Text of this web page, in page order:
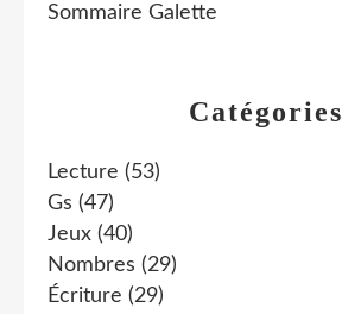
Catégories
Lecture (53)
Gs (47)
Jeux (40)
Nombres (29)
Écriture (29)
Sommaire Galette